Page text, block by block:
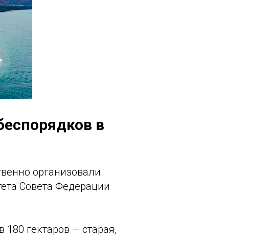
в
организовали
Совета Федерации
180 гектаров — старая,